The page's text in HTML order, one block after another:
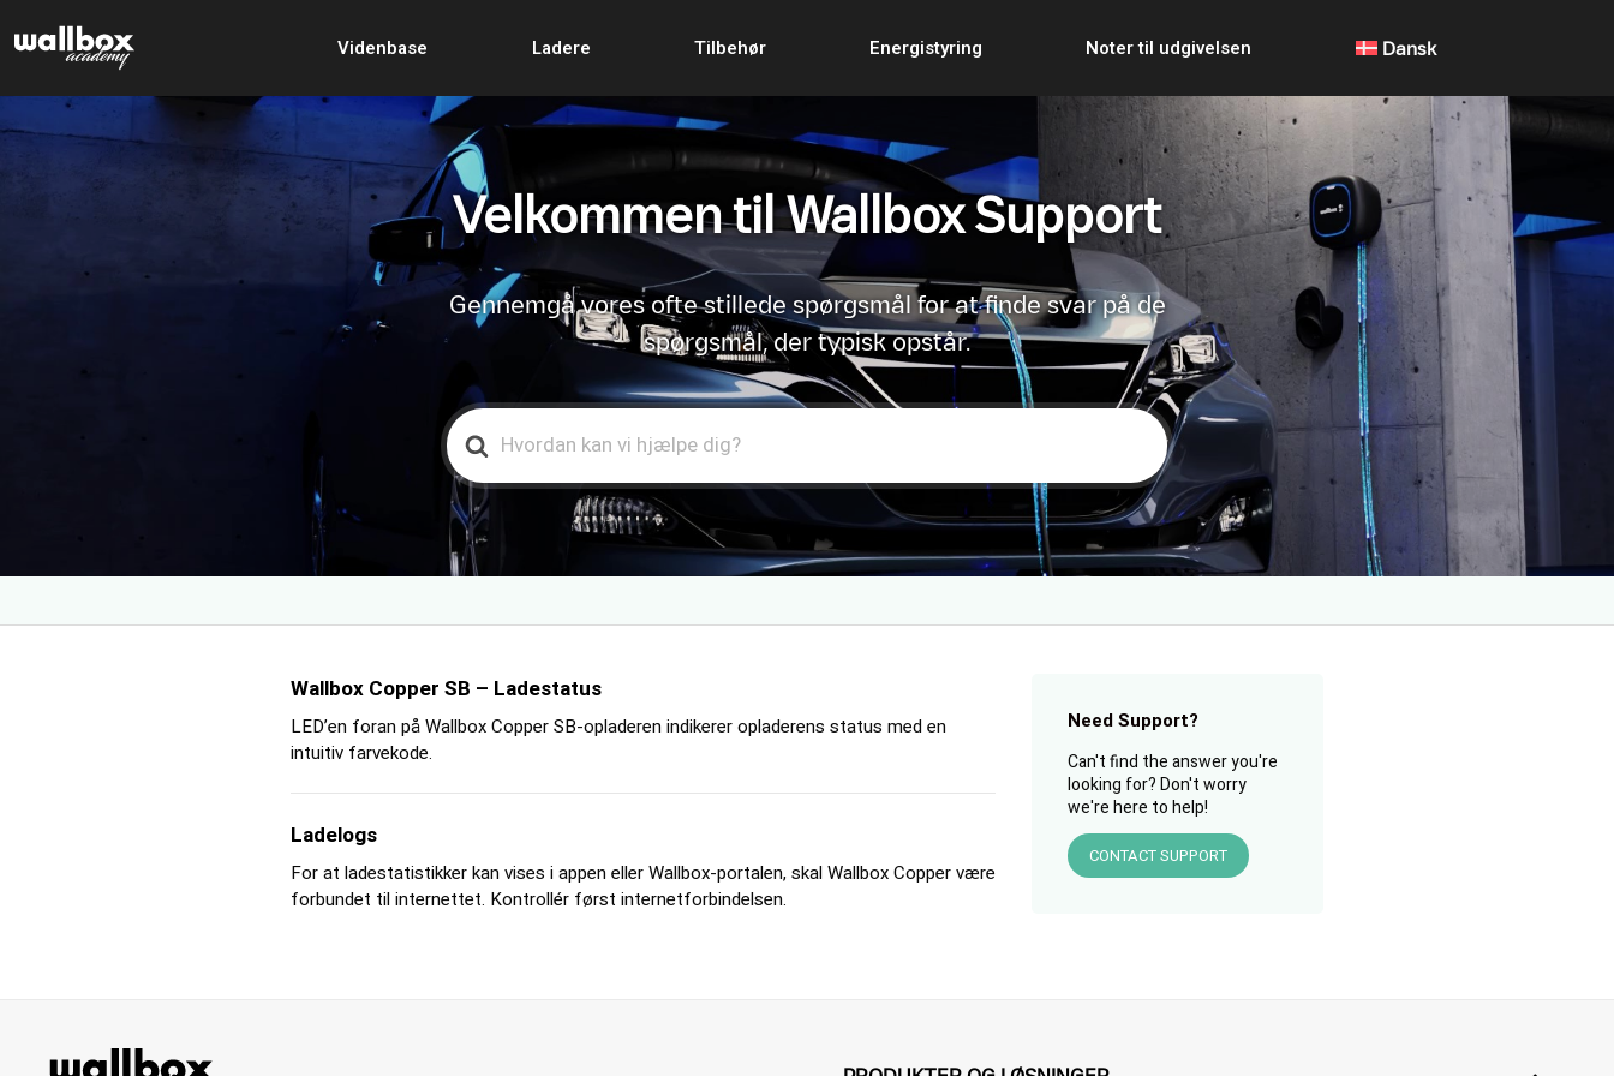
Videnbase Ladere Tilbehør Energistyring Noter til udgivelsen Dansk
Velkommen til Wallbox Support
Gennemgå vores ofte stillede spørgsmål for at finde svar på de
spørgsmål, der typisk opstår.
Search
For
Wallbox Copper SB – Ladestatus
LED’en foran på Wallbox Copper SB-opladeren indikerer opladerens status med en
intuitiv farvekode.
Ladelogs
For at ladestatistikker kan vises i appen eller Wallbox-portalen, skal Wallbox Copper være
forbundet til internettet. Kontrollér først internetforbindelsen.
Need Support?
Can't find the answer you're
looking for? Don't worry
we're here to help!
CONTACT SUPPORT